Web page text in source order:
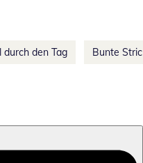
den Tag Bunte